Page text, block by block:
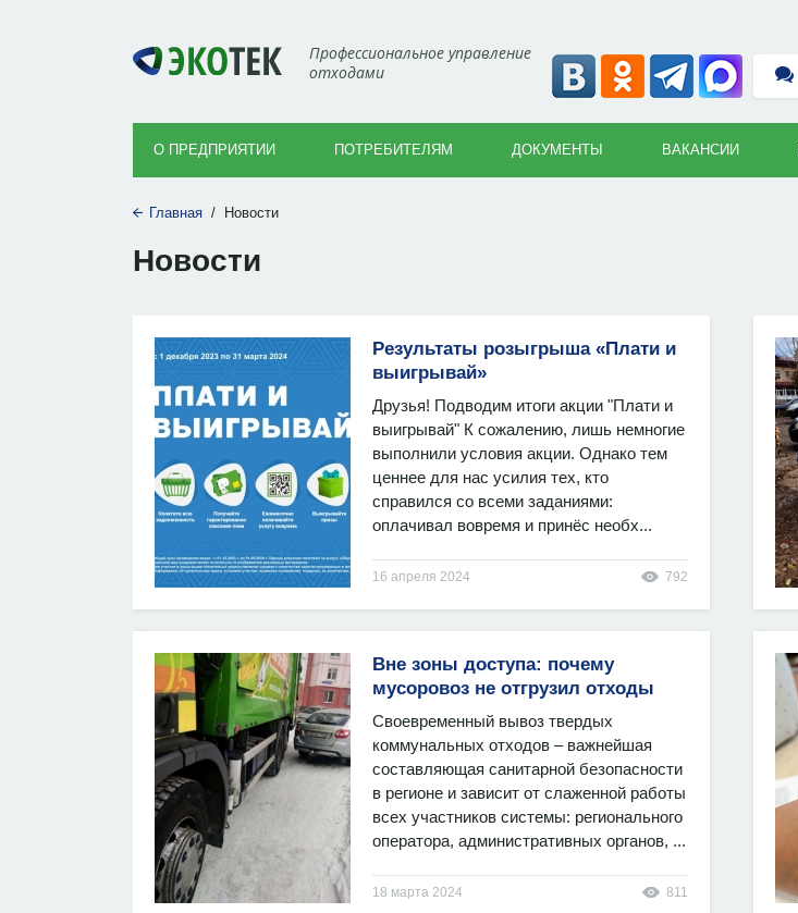
Профессиональное управление
отходами
О ПРЕДПРИЯТИИ ПОТРЕБИТЕЛЯМ ДОКУМЕНТЫ ВАКАНСИИ
Главная / Новости
Новости
Результаты розыгрыша «Плати и
выигрывай»
Друзья! Подводим итоги акции "Плати и
выигрывай" К сожалению, лишь немногие
выполнили условия акции. Однако тем
ценнее для нас усилия тех, кто
справился со всеми заданиями:
оплачивал вовремя и принёс необх...
16 апреля 2024 792
Вне зоны доступа: почему
мусоровоз не отгрузил отходы
Своевременный вывоз твердых
коммунальных отходов – важнейшая
составляющая санитарной безопасности
в регионе и зависит от слаженной работы
всех участников системы: регионального
оператора, административных органов, ...
18 марта 2024 811